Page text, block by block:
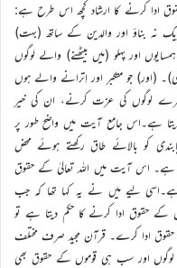
ادا کرنے کا ارشاد کچھ اس طرح ہے:
نہ بناؤ اور والدین کے ساتھ (بہت)
اور پہلو (میں بیٹھنے) والے لوگوں
(اور) جو متکبر اور اِترانے والے ہوں
دوسرے لوگوں کی عزت کرنے، ان کی خیر
ہے۔اس جامع آیت میں واضح طور پر
کو بالائے طاق رکھتے ہوئے محض
ہے۔ اس آیت میں اللہ تعالیٰ کے حقوق
ہے۔اسی لیے میں نے یہ کہا تھا کہ جب
کے حقوق ادا کرنے کا حکم دیتا ہے تو
ادا کرے۔ قرآن مجید صرف مختلف
لوگوں اور سب ہی قوموں کے حقوق بھی